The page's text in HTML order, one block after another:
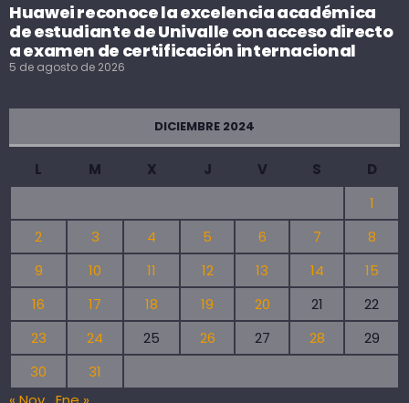
Huawei reconoce la excelencia académica
de estudiante de Univalle con acceso directo
a examen de certificación internacional
5 de agosto de 2026
DICIEMBRE 2024
L M X J V S
D
1
2
3 4 5 6 7
8
9
10 11 12 13 14
15
16
17 18 19 20 21
22
23
24 25 26 27 28
29
30
31